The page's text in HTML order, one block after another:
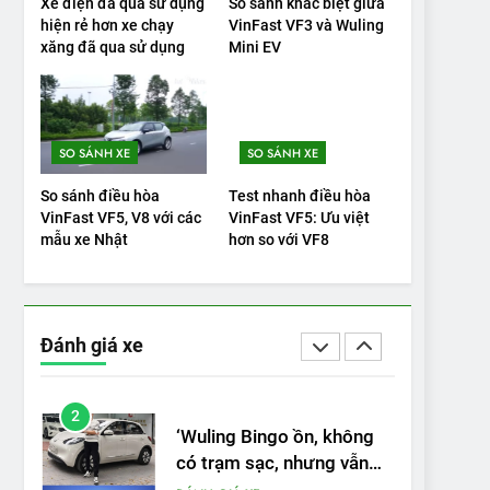
hiện rẻ hơn xe chạy
xăng đã qua sử dụng
VinFast VF3 và Wuling
Mini EV
SO SÁNH XE
So sánh điều hòa
VinFast VF5, V8 với các
mẫu xe Nhật
SO SÁNH XE
Test nhanh điều hòa
VinFast VF5: Ưu việt
hơn so với VF8
Đánh giá xe
19
VinFast VF9 có gì để cạnh
tranh với các xe xăng
cùng tầm giá?
ĐÁNH GIÁ XE
20
Đánh giá: Người đam mê
xe điện Hyundai Ioniq 5 N
2025 cho thấy đáng để
ĐÁNH GIÁ XE
Xe tốt nhất để mua năm
2025: Green Car Reports
nêu tên 5 người vào
2
‘Wuling Bingo ồn, không
có trạm sạc, nhưng vẫn